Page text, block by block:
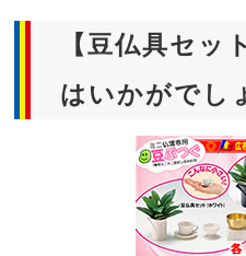
【豆仏具セッ
はいかがでし